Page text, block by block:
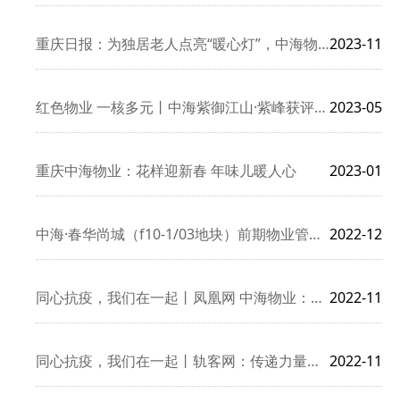
2023-11
重庆日报：为独居老人点亮“暖心灯”，中海物业重庆公司积极开展
2023-05
红色物业 一核多元丨中海紫御江山·紫峰获评『小江映初心』先锋
2023-01
重庆中海物业：花样迎新春 年味儿暖人心
2022-12
中海·春华尚城（f10-1/03地块）前期物业管理项目招标中
2022-11
同心抗疫，我们在一起丨凤凰网 中海物业：一次救火的故事
2022-11
同心抗疫，我们在一起丨轨客网：传递力量与温暖！中海物业为业主